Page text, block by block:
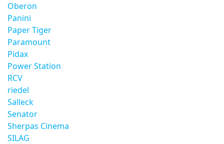
Oberon
Panini
Paper Tiger
Paramount
Pidax
Power Station
RCV
riedel
Salleck
Senator
Sherpas Cinema
SILAG